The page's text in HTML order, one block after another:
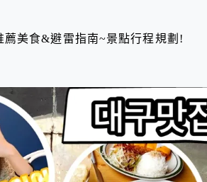
美食&避雷指南~景點行程規劃!